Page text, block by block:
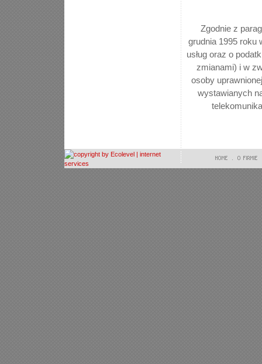
Zgodnie z
grudnia 1995 roku
usług oraz o
zmianami) i w
osoby
wystawianych